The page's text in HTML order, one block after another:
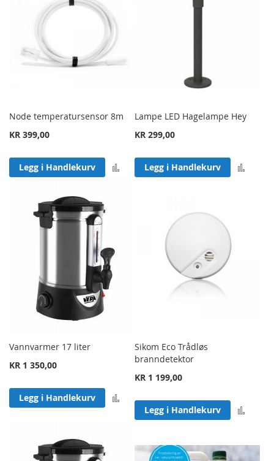
Node temperatursensor 8m
KR 399,00
Legg i Handlekurv Legg til sammenligning
Lampe LED Hagelampe Hey
KR 299,00
Legg i Handlekurv
Vannvarmer 17 liter
KR 1 350,00
Legg i Handlekurv
Sikom Eco Trådløs
branndetektor
KR 1 199,00
Legg i Handlekurv